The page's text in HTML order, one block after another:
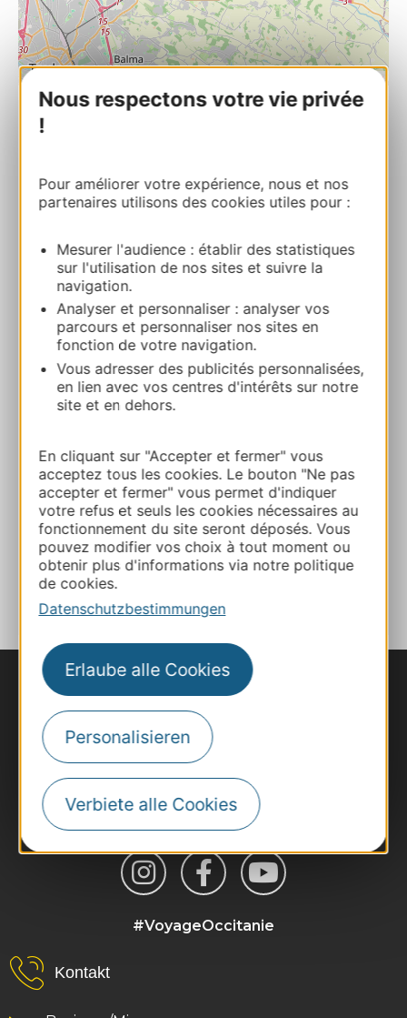
Nous respectons votre vie privée
!
Pour améliorer votre expérience, nous et nos
partenaires utilisons des cookies utiles pour :
Mesurer l'audience : établir des statistiques
sur l'utilisation de nos sites et suivre la
navigation.
Analyser et personnaliser : analyser vos
parcours et personnaliser nos sites en
fonction de votre navigation.
Vous adresser des publicités personnalisées,
en lien avec vos centres d'intérêts sur notre
site et en dehors.
En cliquant sur "Accepter et fermer" vous
acceptez tous les cookies. Le bouton "Ne pas
accepter et fermer" vous permet d'indiquer
votre refus et seuls les cookies nécessaires au
fonctionnement du site seront déposés. Vous
pouvez modifier vos choix à tout moment ou
obtenir plus d'informations via notre politique
de cookies.
Datenschutzbestimmungen
Erlaube alle Cookies
Personalisieren
Verbiete alle Cookies
OpenStreetMap contributors
CASTELMAUROU
05 61 70 80 00
05 61 70 80 00
E-mail
Webseite
Facebook
ZU MEINEN FAVORITEN
#VoyageOccitanie
Kontakt